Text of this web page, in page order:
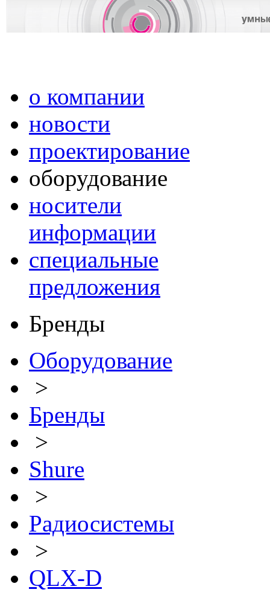
о компании
новости
проектирование
оборудование
носители
информации
специальные
предложения
Бренды
Оборудование
>
Бренды
>
Shure
>
Радиосистемы
>
QLX-D